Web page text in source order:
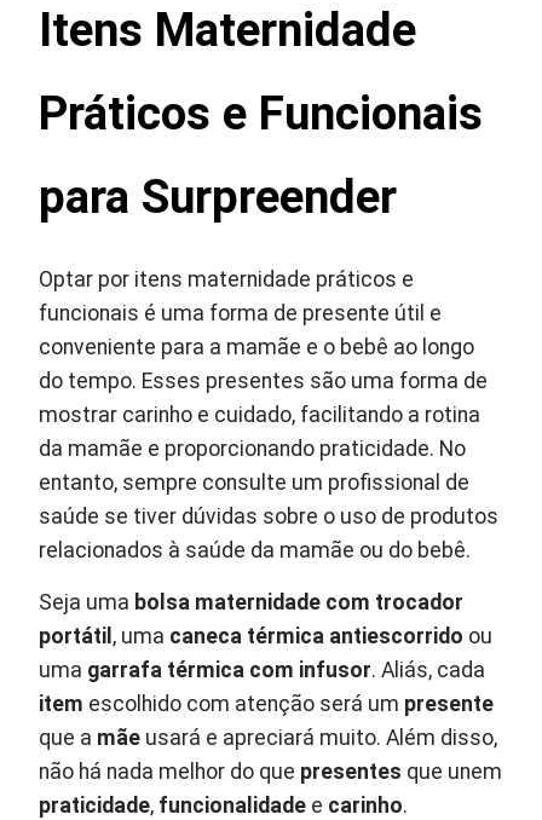
Itens Maternidade
Práticos e Funcionais
para Surpreender
Optar por itens maternidade práticos e
funcionais é uma forma de presente útil e
conveniente para a mamãe e o bebê ao longo
do tempo. Esses presentes são uma forma de
mostrar carinho e cuidado, facilitando a rotina
da mamãe e proporcionando praticidade. No
entanto, sempre consulte um profissional de
saúde se tiver dúvidas sobre o uso de produtos
relacionados à saúde da mamãe ou do bebê.
Seja uma bolsa maternidade com trocador
portátil , uma caneca térmica antiescorrido ou
uma garrafa térmica com infusor. Aliás, cada
item escolhido com atenção será um presente
que a mãe usará e apreciará muito. Além disso,
não há nada melhor do que presentes que unem
praticidade, funcionalidade e carinho.